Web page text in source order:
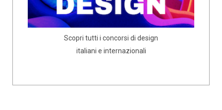
Scopri tutti i concorsi di design
italiani e internazionali